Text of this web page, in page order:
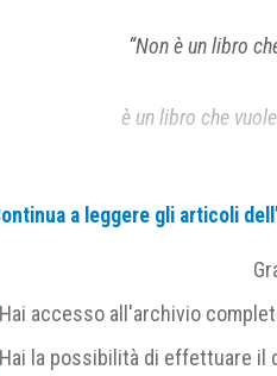
“Non è un libro
è un libro che
con
dice
a leggere gli articoli
Hai accesso all'archivio
Hai la possibilità di effettuare il